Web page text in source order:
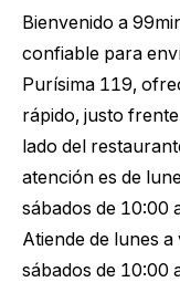
Bienvenido a
confiable para
Purísima 119,
rápido, justo
lado del
atención es de
sábados de 10:00
Atiende de lunes
sábados de 10:00